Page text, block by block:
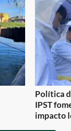
Política
IPST
impacto